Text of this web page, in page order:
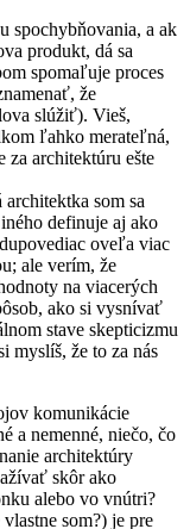
spochybňovania, a ak
produkt, dá sa
spomaľuje proces
že
slúžiť). Vieš,
ľahko merateľná,
za architektúru ešte
som sa
definuje aj ako
oveľa viac
ale verím, že
na viacerých
ako si vysnívať
stave skepticizmu
myslíš, že to za nás
komunikácie
a nemenné, niečo, čo
architektúry
skôr ako
alebo vo vnútri?
som?) je pre